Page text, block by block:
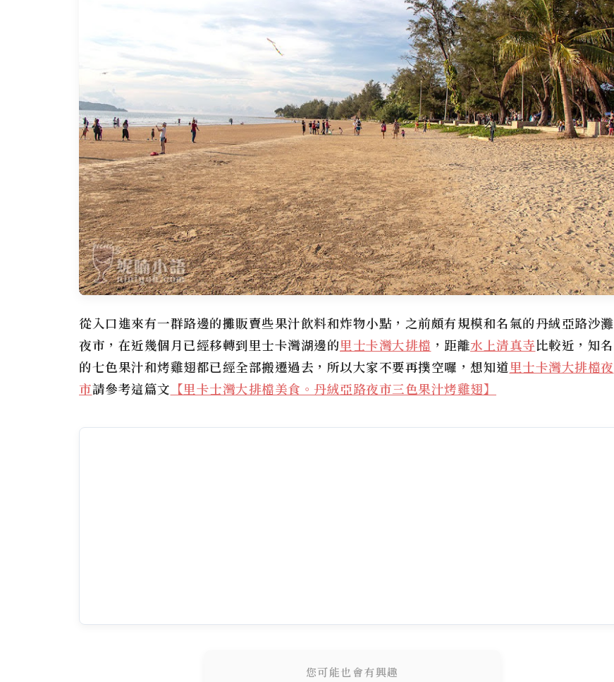
從入口進來有一群路邊的攤販賣些果汁飲料和炸物小點，之前頗有規模和名氣的丹絨亞路沙灘
夜市，在近幾個月已經移轉到里士卡灣湖邊的里士卡灣大排檔 ，距離水上清真寺比較近，知名
的七色果汁和烤雞翅都已經全部搬遷過去，所以大家不要再撲空囉，想知道里士卡灣大排檔夜
市請參考這篇文 【里卡士灣大排檔美食。丹絨亞路夜市三色果汁烤雞翅】
您可能也會有興趣